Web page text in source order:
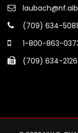
(709) 634-5081
1-800-863-
(709) 634-2126